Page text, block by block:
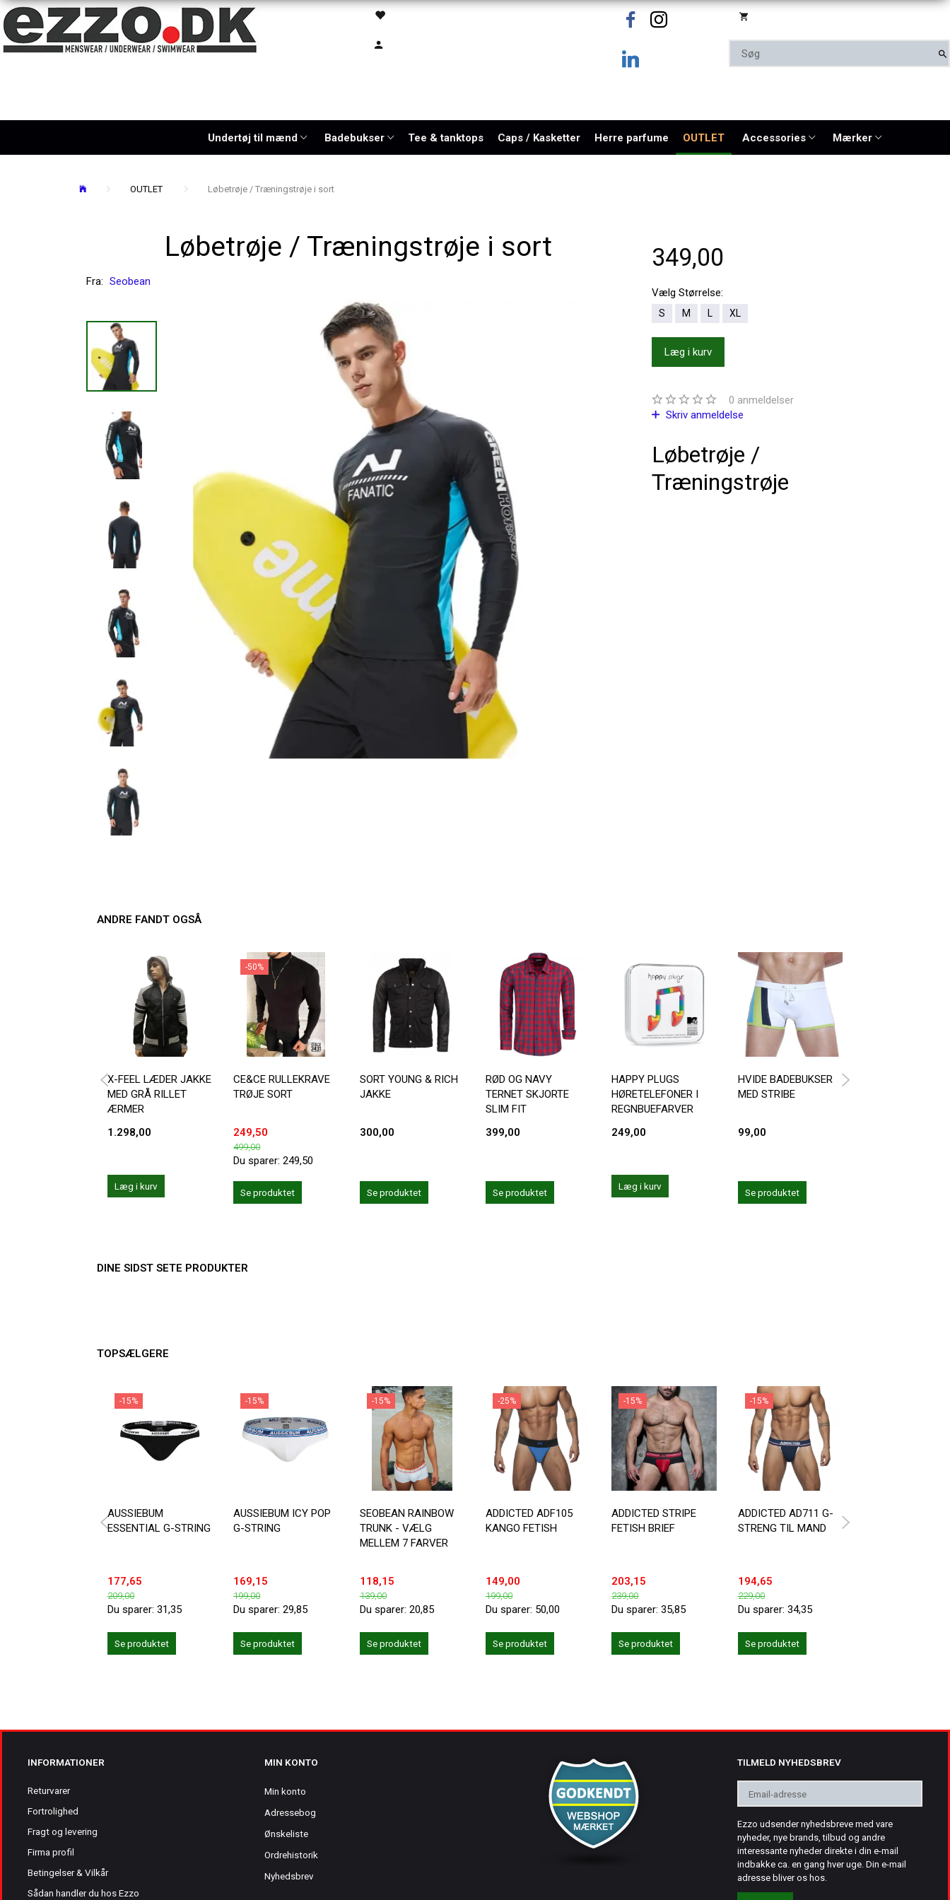
Undertøj til mænd Badebukser Tee & tanktops Caps / Kasketter Herre parfume OUTLET Accessories Mærker
OUTLET Løbetrøje / Træningstrøje i sort
Løbetrøje / Træningstrøje i sort
Fra: Seobean
349,00
Vælg Størrelse:
S M L XL
Læg i kurv
0 anmeldelser
Skriv anmeldelse
Løbetrøje /
Træningstrøje
ANDRE FANDT OGSÅ
X-FEEL LÆDER JAKKE
MED GRÅ RILLET
ÆRMER
1.298,00
Læg i kurv
-50%
CE&CE RULLEKRAVE
TRØJE SORT
249,50
499,00
Du sparer:249,50
Se produktet
SORT YOUNG & RICH
JAKKE
300,00
Se produktet
RØD OG NAVY
TERNET SKJORTE
SLIM FIT
399,00
Se produktet
HAPPY PLUGS
HØRETELEFONER I
REGNBUEFARVER
249,00
Læg i kurv
HVIDE BADEBUKSER
MED STRIBE
99,00
Se produktet
DINE SIDST SETE PRODUKTER
TOPSÆLGERE
-15%
AUSSIEBUM
ESSENTIAL G-STRING
177,65
209,00
Du sparer: 31,35
Se produktet
-15%
AUSSIEBUM ICY POP
G-STRING
169,15
199,00
Du sparer:29,85
Se produktet
-15%
SEOBEAN RAINBOW
TRUNK - VÆLG
MELLEM 7 FARVER
118,15
139,00
Du sparer: 20,85
Se produktet
-25%
ADDICTED ADF105
KANGO FETISH
149,00
199,00
Du sparer: 50,00
Se produktet
-15%
ADDICTED STRIPE
FETISH BRIEF
203,15
239,00
Du sparer:35,85
Se produktet
-15%
ADDICTED AD711 G-
STRENG TIL MAND
194,65
229,00
Du sparer: 34,35
Se produktet
INFORMATIONER
Returvarer
Fortrolighed
Fragt og levering
Firma profil
Betingelser & Vilkår
Sådan handler du hos Ezzo
MIN KONTO
Min konto
Adressebog
Ønskeliste
Ordrehistorik
Nyhedsbrev
TILMELD NYHEDSBREV
adresse
Ezzo udsender nyhedsbreve med vare
nyheder, nye brands, tilbud og andre
interessante nyheder direkte i din e-mail
indbakke ca. en gang hver uge. Din e-mail
adresse bliver os hos.